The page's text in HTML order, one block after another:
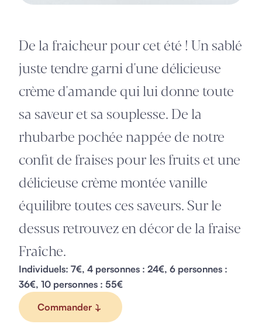
De la fraicheur pour cet été ! Un sablé
juste tendre garni d'une délicieuse
crème d'amande qui lui donne toute
sa saveur et sa souplesse. De la
rhubarbe pochée nappée de notre
confit de fraises pour les fruits et une
délicieuse crème montée vanille
équilibre toutes ces saveurs. Sur le
dessus retrouvez en décor de la fraise
Fraîche.
Individuels: 7€, 4 personnes : 24€, 6 personnes :
36€, 10 personnes : 55€
Commander